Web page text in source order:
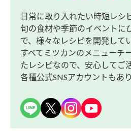
日常に取り入れたい時短レシ
旬の食材や季節のイベントに
で、様々なレシピを開発してい
すべてミツカンのメニューチ
たレシピなので、安心してご
各種公式SNSアカウントもあり